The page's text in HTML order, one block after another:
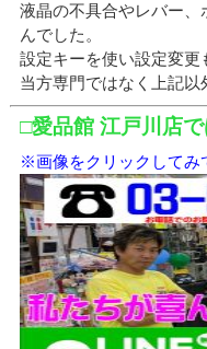
液晶の不具合やレバー
んでした。
設定キーを使い設定変更
当方専門ではなく上記以
□愛品館 江戸川店
※画像をクリックしてみ